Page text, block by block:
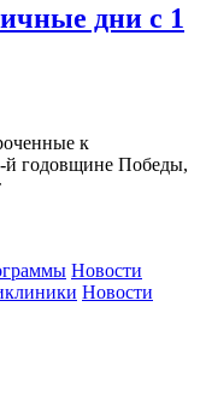
дни с 1
к
й годовщине Победы,
Новости
Новости